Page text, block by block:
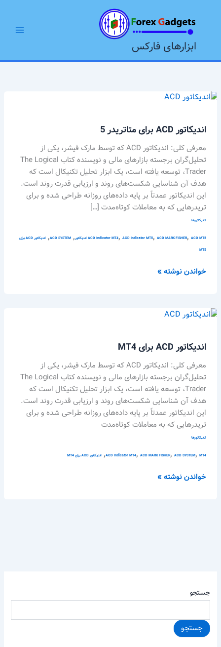
ابزارهای فارکس
Menu
جستجو
جستجو
اندیکاتور ACD برای متاتریدر 5
معرفی کلی: اندیکاتور ACD که توسط مارک فیشر، یکی از
تحلیل‌گران برجسته بازارهای مالی و نویسنده کتاب The Logical
Trader، توسعه یافته است، یک ابزار تحلیل تکنیکال است که
هدف آن شناسایی شکست‌های روند و ارزیابی قدرت روند است.
این اندیکاتور عمدتاً بر پایه داده‌های روزانه طراحی شده و برای
تریدرهایی که به معاملات کوتاه‌مدت […]
اندیکاتورها
ACD Indicator MT4,ACD Indicator MT5,ACD MARK FISHER,ACD MT5 اندیکاتور ,
ACD SYSTEM
,
اندیکاتور ACD برای
MT5
اندیکاتور
متاتریدر
خواندن نوشته »
اندیکاتور ACD برای MT4
معرفی کلی: اندیکاتور ACD که توسط مارک فیشر، یکی از
تحلیل‌گران برجسته بازارهای مالی و نویسنده کتاب The Logical
Trader، توسعه یافته است، یک ابزار تحلیل تکنیکال است که
هدف آن شناسایی شکست‌های روند و ارزیابی قدرت روند است.
این اندیکاتور عمدتاً بر پایه داده‌های روزانه طراحی شده و برای
تریدرهایی که به معاملات کوتاه‌مدت
اندیکاتورها
ACD Indicator MT4,ACD MARK FISHER,ACD SYSTEM,MT4
, اندیکاتور ACD برای MT4
اندیکاتور
MT4
خواندن نوشته »